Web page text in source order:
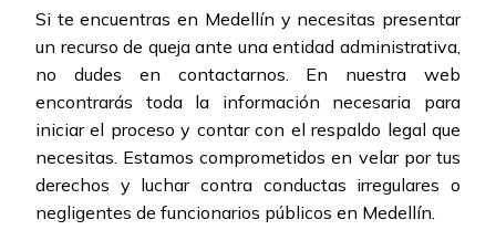
Si te encuentras en Medellín y necesitas presentar
un recurso de queja ante una entidad administrativa,
no dudes en contactarnos. En nuestra web
encontrarás toda la información necesaria para
iniciar el proceso y contar con el respaldo legal que
necesitas. Estamos comprometidos en velar por tus
derechos y luchar contra conductas irregulares o
negligentes de funcionarios públicos en Medellín.